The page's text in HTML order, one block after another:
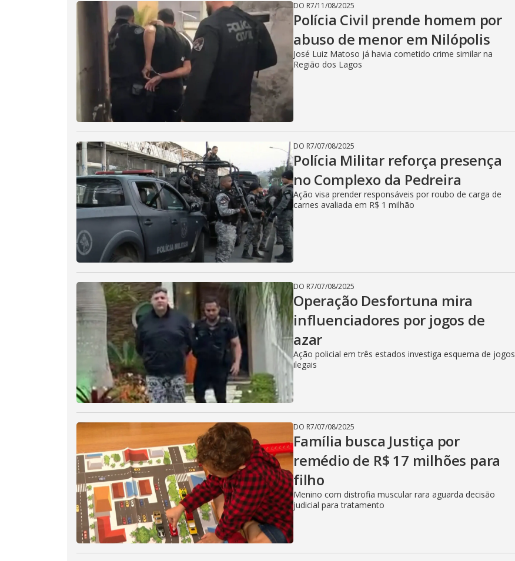
DO R7/11/08/2025
Polícia Civil prende homem por
abuso de menor em Nilópolis
José Luiz Matoso já havia cometido crime similar na
Região dos Lagos
DO R7/07/08/2025
Polícia Militar reforça presença
no Complexo da Pedreira
Ação visa prender responsáveis por roubo de carga de
carnes avaliada em R$ 1 milhão
DO R7/07/08/2025
Operação Desfortuna mira
influenciadores por jogos de
azar
Ação policial em três estados investiga esquema de jogos
ilegais
DO R7/07/08/2025
Família busca Justiça por
remédio de R$ 17 milhões para
filho
Menino com distrofia muscular rara aguarda decisão
judicial para tratamento